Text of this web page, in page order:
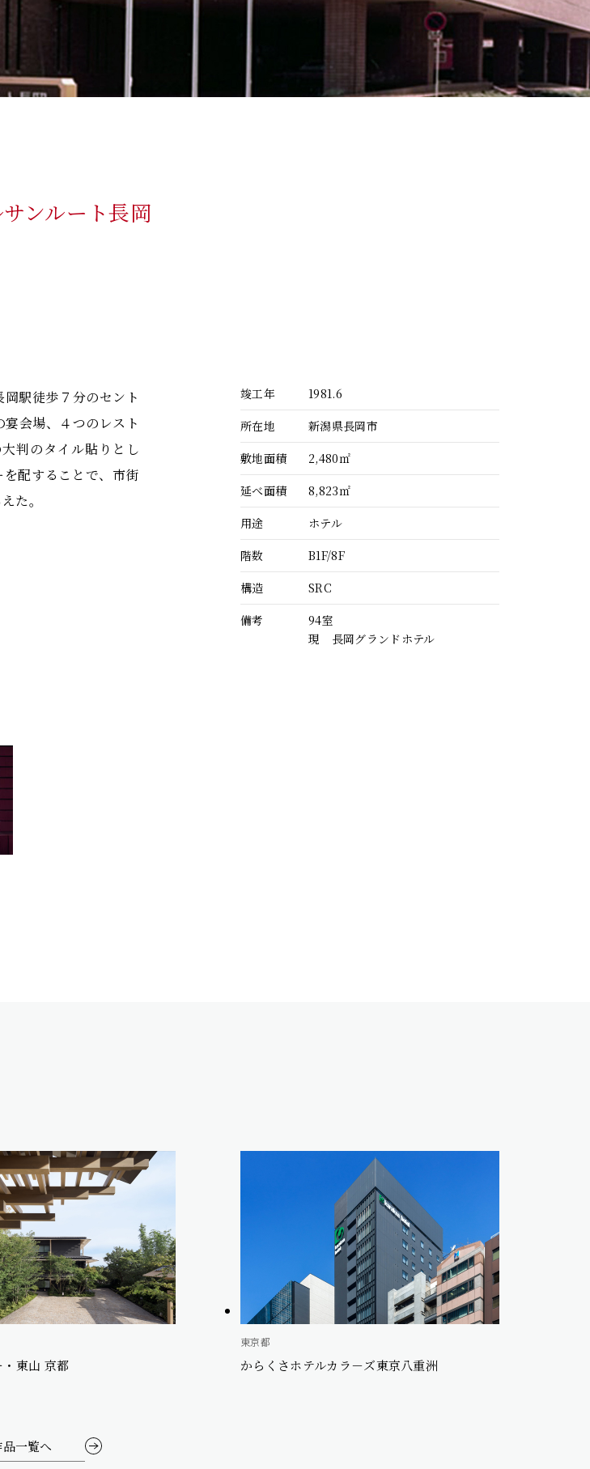
ンルート長岡
駅徒歩７分のセント
会場、４つのレスト
判のタイル貼りとし
配することで、市街
た。
竣工年
1981.6
所在地
新潟県長岡市
敷地面積
2,480㎡
延べ面積
8,823㎡
用途
ホテル
階数
B1F/8F
構造
SRC
備考
94室
現 長岡グランドホテル
東山 京都
東京都
からくさホテルカラ－ズ東京八重洲
品一覧へ